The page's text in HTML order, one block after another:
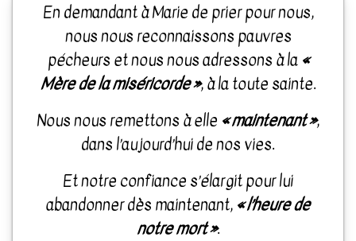
En demandant à Marie de prier pour nous,
nous nous reconnaissons pauvres
pécheurs et nous nous adressons à la «
Mère de la miséricorde », à la toute sainte.
Nous nous remettons à elle « maintenant »,
dans l’aujourd’hui de nos vies.
Et notre confiance s’élargit pour lui
abandonner dès maintenant, « l’heure de
notre mort ».